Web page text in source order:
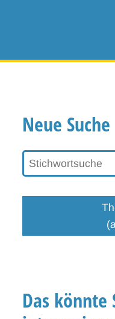
Neue Suche
Stichwortsuche
Das könnte